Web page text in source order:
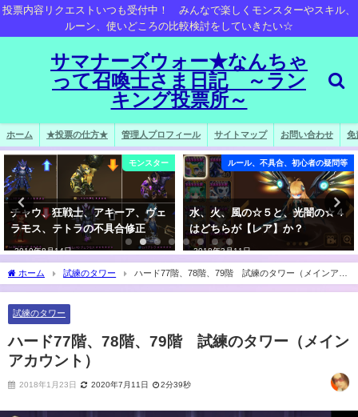
投票内容リクエストいつも受付中！ みんなで楽しくモンスターやスキル、
ルーン、使いどころの比較検討をしていきたい☆
サマナーズウォー★なんちゃ
って召喚士さま日記 ～ラン
キング投票所～
ホーム ★投票の仕方★ 管理人プロフィール サイトマップ お問い合わせ 免
モンスター
チャウ、狂戦士、アキーア、ヴェ
ラモス、テトラの不具合修正
2019年8月14日
ルール、不具合、初心者の疑問等
水、火、風の☆５と、光闇の☆４
はどちらが【レア】か？
2018年3月11日
ホーム 試練のタワー
ハード77階、78階、79階 試練のタワー（メインアカ
ウント）
試練のタワー
ハード77階、78階、79階 試練のタワー（メイン
アカウント）
2018年1月23日 2020年7月11日 2分39秒